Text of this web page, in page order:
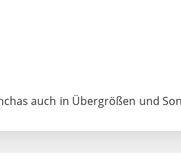
auch in Übergrößen und